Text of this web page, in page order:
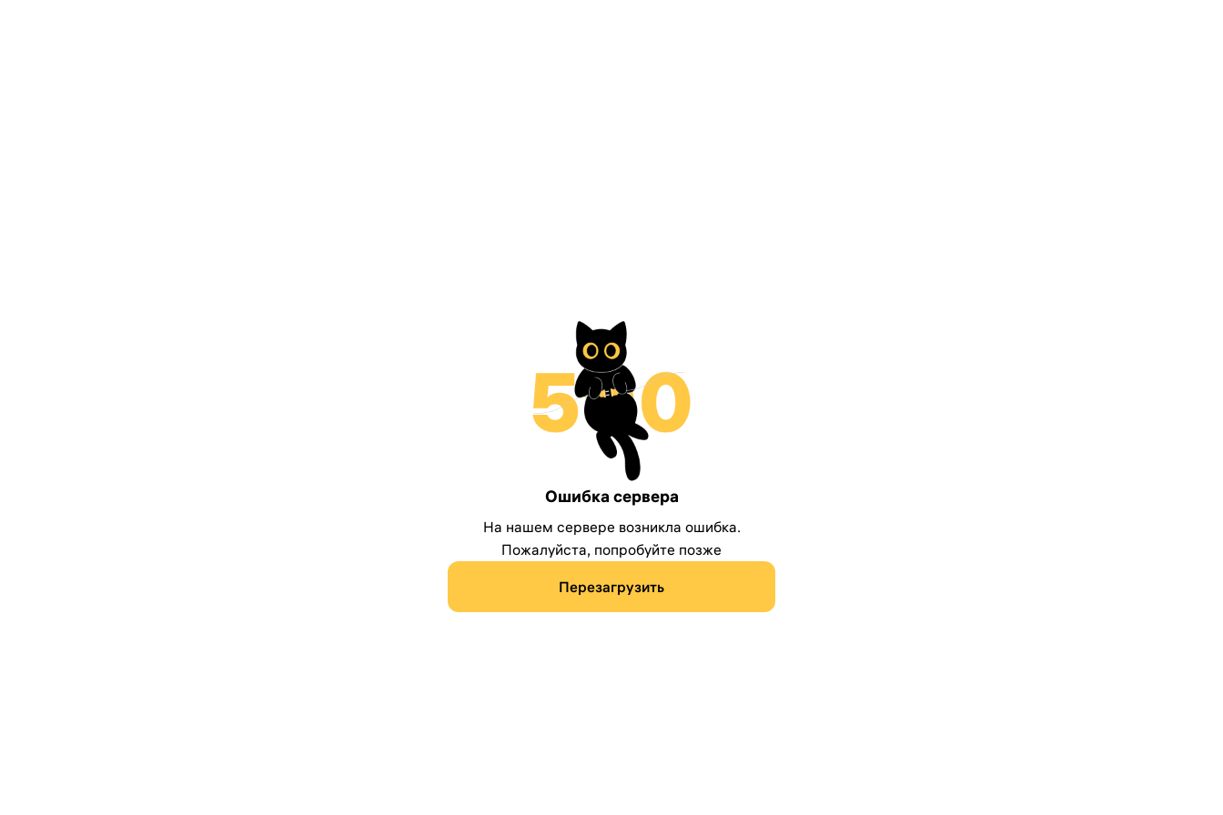
Ошибка сервера
На нашем сервере возникла ошибка.
Пожалуйста, попробуйте позже
Перезагрузить